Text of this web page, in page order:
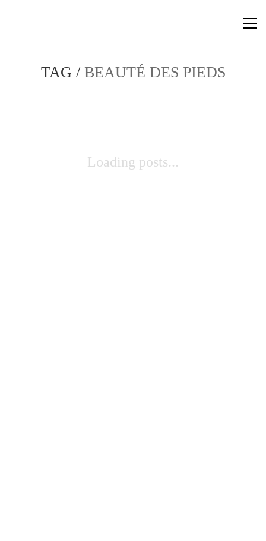
TAG / BEAUTÉ DES PIEDS
Loading posts...